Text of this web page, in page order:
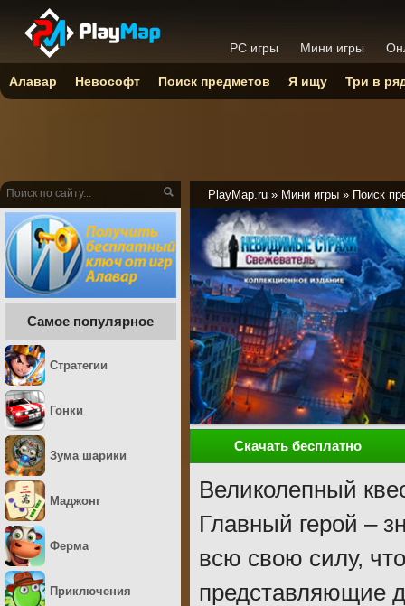
PlayMap.ru » Мини игры » Поиск
Скачать бесплатно
Великолепный
Главный герой –
всю свою силу,
представляющие
Самое популярное
Стратегии
Гонки
Зума шарики
Маджонг
Ферма
Приключения
PC игры Мини игры
Алавар Невософт Поиск предметов Я ищу Три в